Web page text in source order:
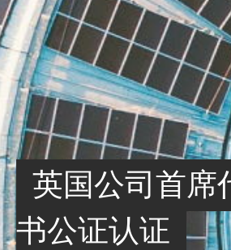
英国公司首席
书公证认证